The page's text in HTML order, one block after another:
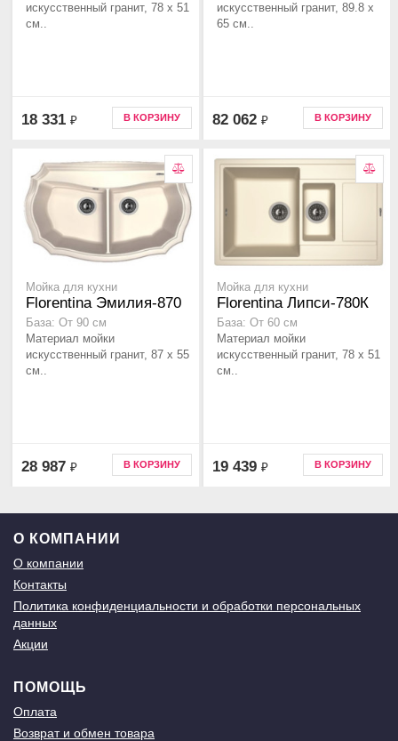
искусственный гранит, 78 x 51
см..
18 331 ₽ В КОРЗИНУ
искусственный гранит, 89.8 x
65 см..
82 062 ₽ В КОРЗИНУ
Мойка для кухни
Florentina Эмилия-870
База: От 90 см
Материал мойки
искусственный гранит, 87 x 55
см..
28 987 ₽ В КОРЗИНУ
Мойка для кухни
Florentina Липси-780К
База: От 60 см
Материал мойки
искусственный гранит, 78 x 51
см..
19 439 ₽ В КОРЗИНУ
О КОМПАНИИ
О компании
Контакты
Политика конфиденциальности и обработки персональных
данных
Акции
ПОМОЩЬ
Оплата
Возврат и обмен товара